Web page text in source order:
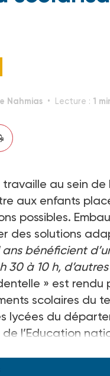
Nahmias Lecture : 1
travaille au sein de
aux enfants
possibles.
des solutions
bénéficient
30 à 10 h,
» est rendu
scolaires du
lycées du
l’Education